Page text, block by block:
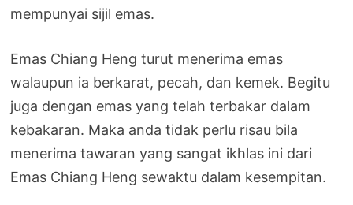
mempunyai sijil emas.
Emas Chiang Heng turut menerima emas
walaupun ia berkarat, pecah, dan kemek. Begitu
juga dengan emas yang telah terbakar dalam
kebakaran. Maka anda tidak perlu risau bila
menerima tawaran yang sangat ikhlas ini dari
Emas Chiang Heng sewaktu dalam kesempitan.